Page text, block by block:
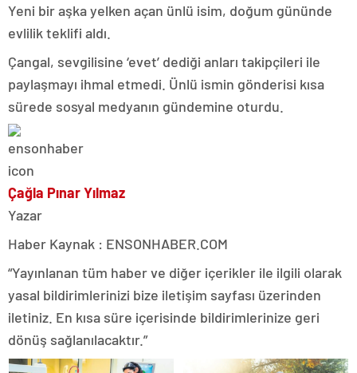
Yeni bir aşka yelken açan ünlü isim, doğum gününde
evlilik teklifi aldı.
Çangal, sevgilisine ‘evet’ dediği anları takipçileri ile
paylaşmayı ihmal etmedi. Ünlü ismin gönderisi kısa
sürede sosyal medyanın gündemine oturdu.
Çağla Pınar Yılmaz
Yazar
Haber Kaynak : ENSONHABER.COM
“Yayınlanan tüm haber ve diğer içerikler ile ilgili olarak
yasal bildirimlerinizi bize iletişim sayfası üzerinden
iletiniz. En kısa süre içerisinde bildirimlerinize geri
dönüş sağlanılacaktır.”